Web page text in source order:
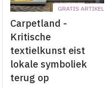
GRATIS ARTIKEL
Carpetland -
Kritische
textielkunst eist
lokale symboliek
terug op